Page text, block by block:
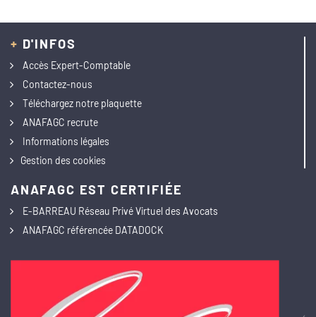
+ D'INFOS
Accès Expert-Comptable
Contactez-nous
Téléchargez notre plaquette
ANAFAGC recrute
Informations légales
Gestion des cookies
ANAFAGC EST CERTIFIÉE
E-BARREAU Réseau Privé Virtuel des Avocats
ANAFAGC référencée DATADOCK